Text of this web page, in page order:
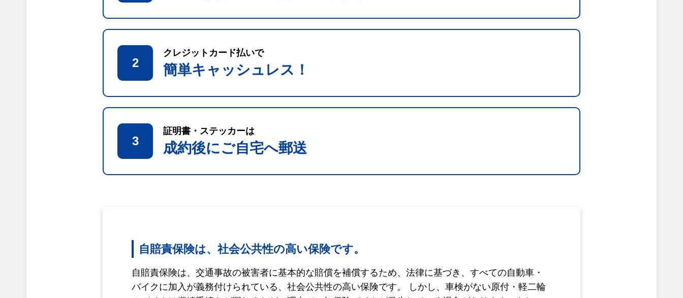
2
クレジットカード払いで
簡単キャッシュレス！
3
証明書・ステッカーは
成約後にご自宅へ郵送
自賠責保険は、社会公共性の高い保険です。
自賠責保険は、交通事故の被害者に基本的な賠償を補償するため、法律に基づき、すべての自動車・
バイクに加入が義務付けられている、社会公共性の高い保険です。 しかし、車検がない原付・軽二輪